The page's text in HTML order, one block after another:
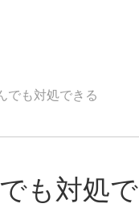
でも対処できる
も対処で